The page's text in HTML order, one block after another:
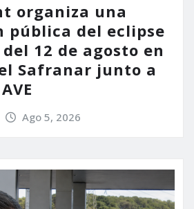
organiza una
pública del eclipse
12 de agosto en
Safranar junto a
Ago 5, 2026